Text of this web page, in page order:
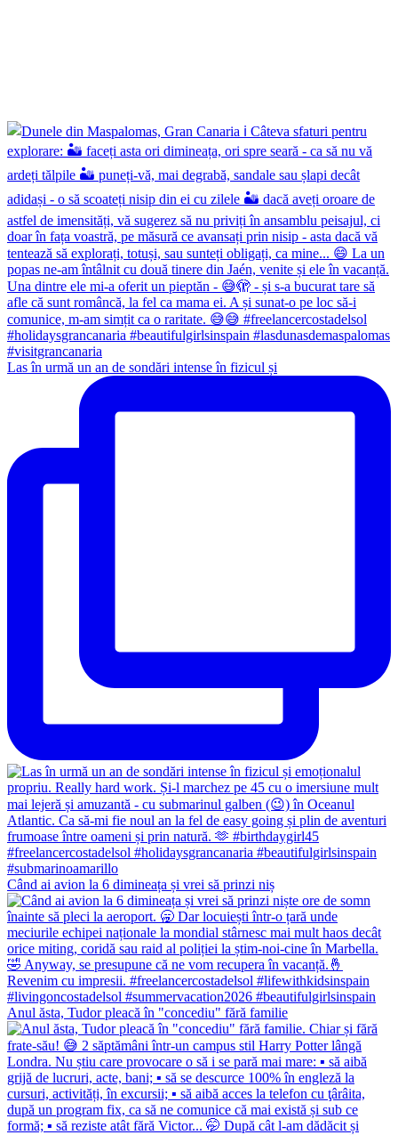
Las în urmă un an de sondări intense în fizicul și
Când ai avion la 6 dimineața și vrei să prinzi niș
Anul ăsta, Tudor pleacă în "concediu" fără familie